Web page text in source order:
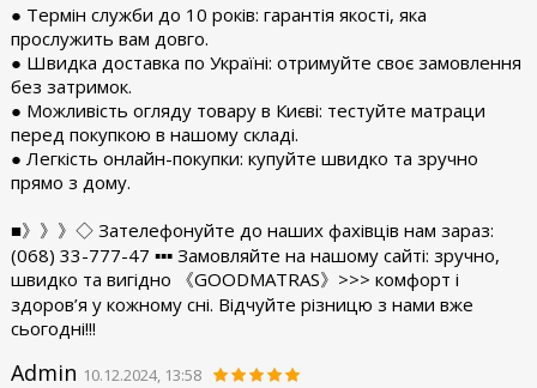
● Термін служби до 10 років: гарантія якості, яка
прослужить вам довго.
● Швидка доставка по Україні: отримуйте своє замовлення
без затримок.
● Можливість огляду товару в Києві: тестуйте матраци
перед покупкою в нашому складі.
● Легкість онлайн-покупки: купуйте швидко та зручно
прямо з дому.
■》》》◇ Зателефонуйте до наших фахівців нам зараз:
(068) 33-777-47 ▪︎▪︎▪︎ Замовляйте на нашому сайті: зручно,
швидко та вигідно 《GOODMATRAS》>>> комфорт і
здоров’я у кожному сні. Відчуйте різницю з нами вже
сьогодні!!!
Admin 10.12.2024, 13:58